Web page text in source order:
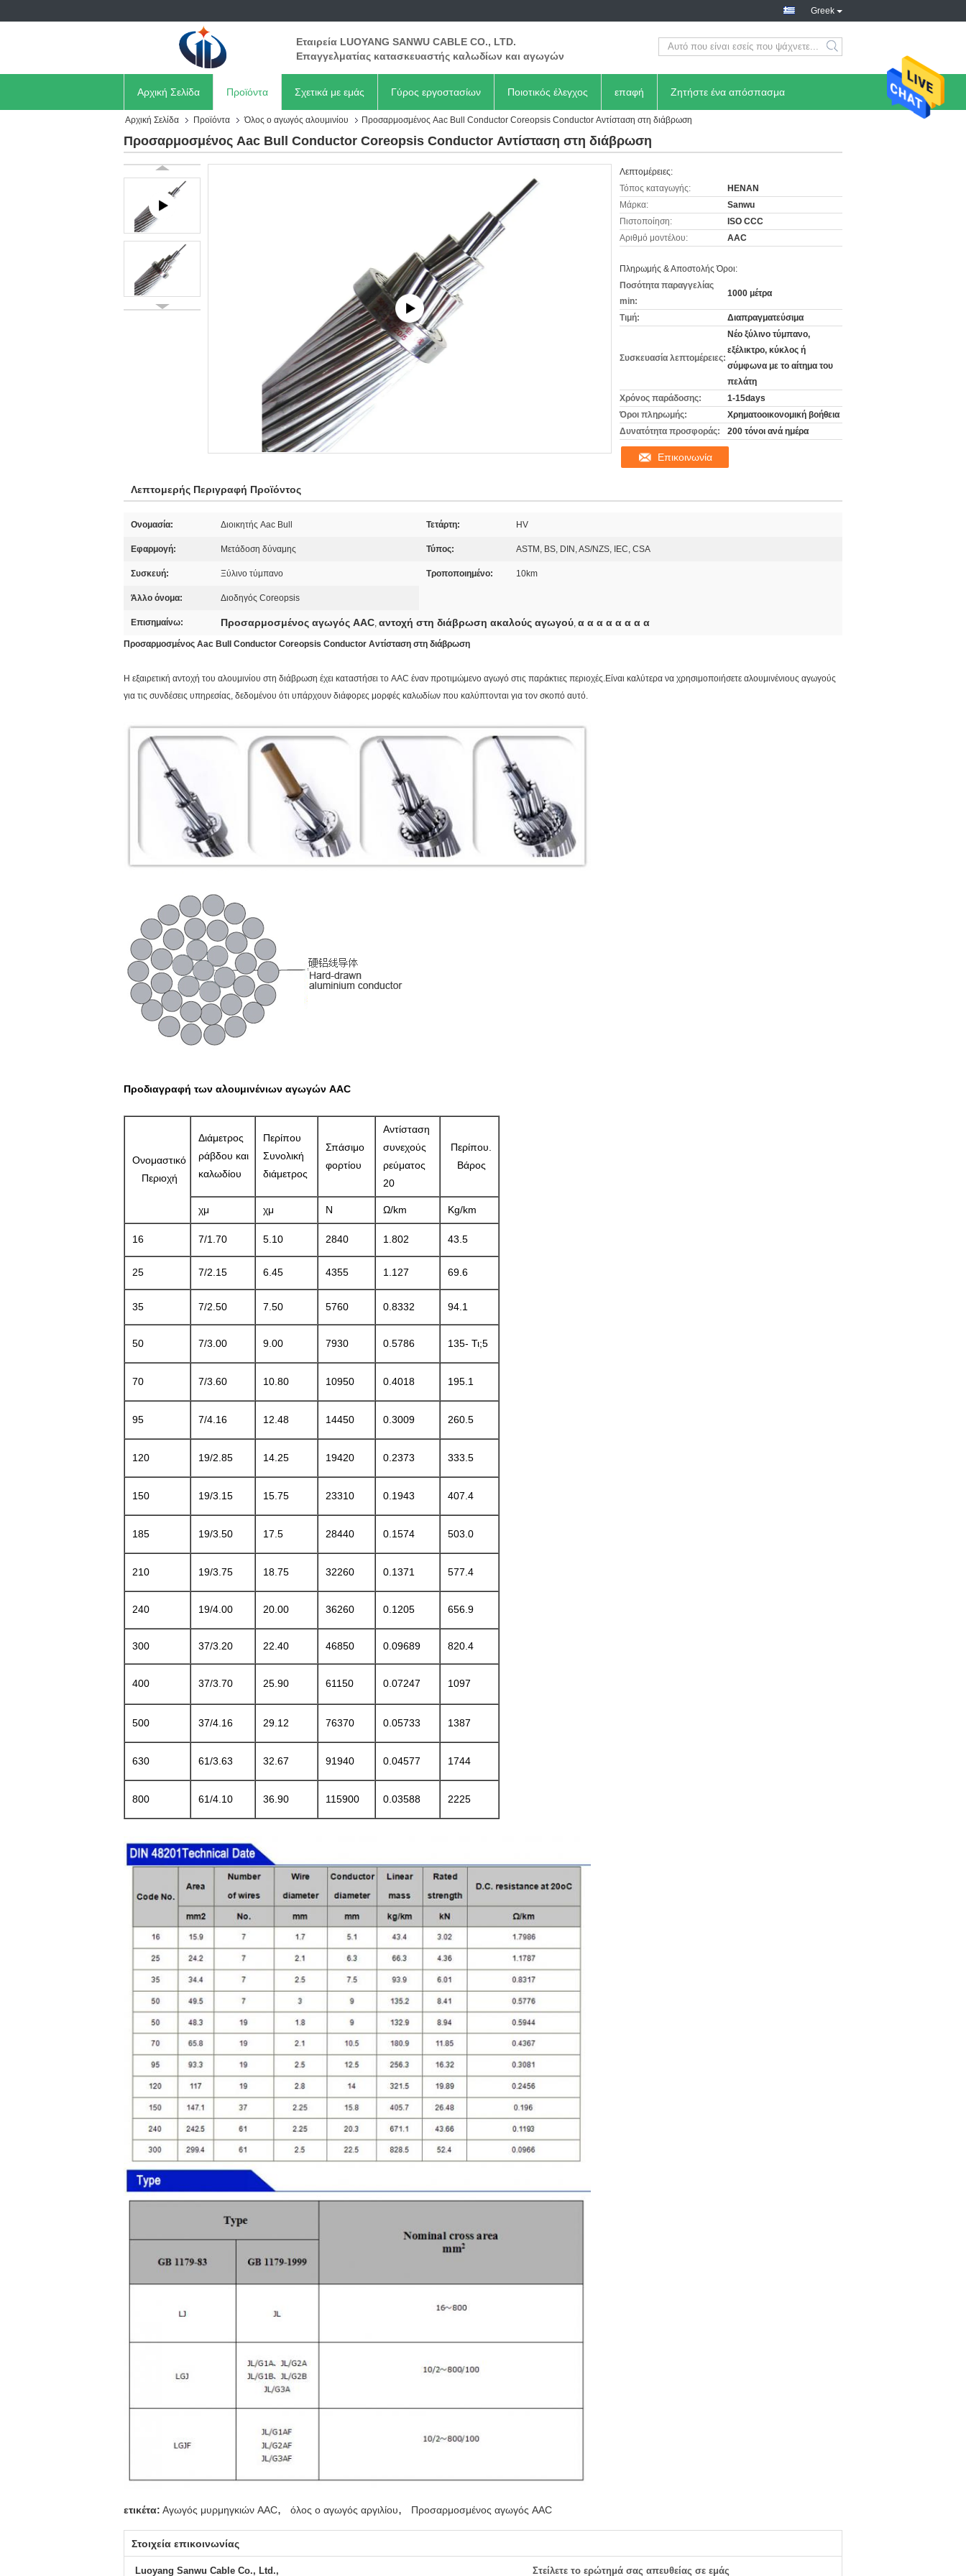
Greek
Εταιρεία LUOYANG SANWU CABLE CO., LTD.
Επαγγελματίας κατασκευαστής καλωδίων και αγωγών
Αρχική Σελίδα Προϊόντα Σχετικά με εμάς Γύρος εργοστασίων Ποιοτικός έλεγχος επαφή Ζητήστε ένα απόσπασμα
Αρχική Σελίδα Προϊόντα Όλος ο αγωγός αλουμινίου Προσαρμοσμένος Aac Bull Conductor Coreopsis Conductor Αντίσταση στη διάβρωση
Προσαρμοσμένος Aac Bull Conductor Coreopsis Conductor Αντίσταση στη διάβρωση
Λεπτομέρειες:
Τόπος καταγωγής:
HENAN
Μάρκα:
Sanwu
Πιστοποίηση:
ISO CCC
Αριθμό μοντέλου:
AAC
Πληρωμής & Αποστολής Όροι:
Ποσότητα παραγγελίας
min:
1000 μέτρα
Τιμή: Διαπραγματεύσιμα
Συσκευασία λεπτομέρειες:
Νέο ξύλινο τύμπανο,
εξέλικτρο, κύκλος ή
σύμφωνα με το αίτημα του
πελάτη
Χρόνος παράδοσης:
1-15days
Όροι πληρωμής:
Χρηματοοικονομική βοήθεια
Δυνατότητα προσφοράς:
200 τόνοι ανά ημέρα
Επικοινωνία
Λεπτομερής Περιγραφή Προϊόντος
Ονομασία: Διοικητής Aac Bull Τετάρτη: HV
Εφαρμογή: Μετάδοση δύναμης Τύπος: ASTM, BS, DIN, AS/NZS, IEC, CSA
Συσκευή: Ξύλινο τύμπανο Τροποποιημένο: 10km
Άλλο όνομα: Διοδηγός Coreopsis
Επισημαίνω: Προσαρμοσμένος αγωγός AAC, αντοχή στη διάβρωση ακαλούς αγωγού, α α α α α α α α
Προσαρμοσμένος Aac Bull Conductor Coreopsis Conductor Αντίσταση στη διάβρωση
Η εξαιρετική αντοχή του αλουμινίου στη διάβρωση έχει καταστήσει το AAC έναν προτιμώμενο αγωγό στις παράκτιες περιοχές.Είναι καλύτερα να χρησιμοποιήσετε αλουμινένιους αγωγούς
για τις συνδέσεις υπηρεσίας, δεδομένου ότι υπάρχουν διάφορες μορφές καλωδίων που καλύπτονται για τον σκοπό αυτό.
Προδιαγραφή των αλουμινένιων αγωγών AAC
Ονομαστικό
Περιοχή
Διάμετρος
ράβδου και
καλωδίου
Περίπου
Συνολική
διάμετρος
Σπάσιμο
φορτίου
Αντίσταση
συνεχούς
ρεύματος
20
Περίπου.
Βάρος
χμ χμ N Ω/km Kg/km
16 7/1.70 5.10 2840 1.802 43.5
25 7/2.15 6.45 4355 1.127 69.6
35 7/2.50 7.50 5760 0.8332 94.1
50 7/3.00 9.00 7930 0.5786 135- Τι;5
70 7/3.60 10.80 10950 0.4018 195.1
95 7/4.16 12.48 14450 0.3009 260.5
120 19/2.85 14.25 19420 0.2373 333.5
150 19/3.15 15.75 23310 0.1943 407.4
185 19/3.50 17.5 28440 0.1574 503.0
210 19/3.75 18.75 32260 0.1371 577.4
240 19/4.00 20.00 36260 0.1205 656.9
300 37/3.20 22.40 46850 0.09689 820.4
400 37/3.70 25.90 61150 0.07247 1097
500 37/4.16 29.12 76370 0.05733 1387
630 61/3.63 32.67 91940 0.04577 1744
800 61/4.10 36.90 115900 0.03588 2225
ετικέτα: Αγωγός μυρμηγκιών AAC, όλος ο αγωγός αργιλίου, Προσαρμοσμένος αγωγός AAC
Στοιχεία επικοινωνίας
Luoyang Sanwu Cable Co., Ltd., Στείλετε το ερώτημά σας απευθείας σε εμάς